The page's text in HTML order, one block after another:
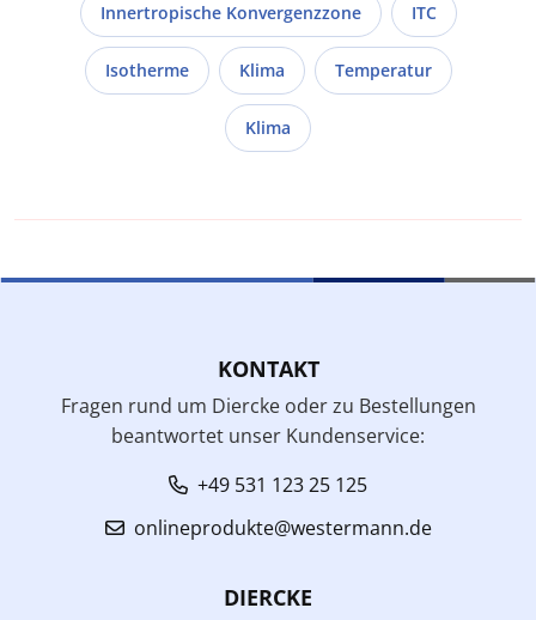
Innertropische Konvergenzzone ITC
Isotherme Klima Temperatur
Klima
KONTAKT
Fragen rund um Diercke oder zu Bestellungen
beantwortet unser Kundenservice:
+49 531 123 25 125
onlineprodukte@westermann.de
DIERCKE